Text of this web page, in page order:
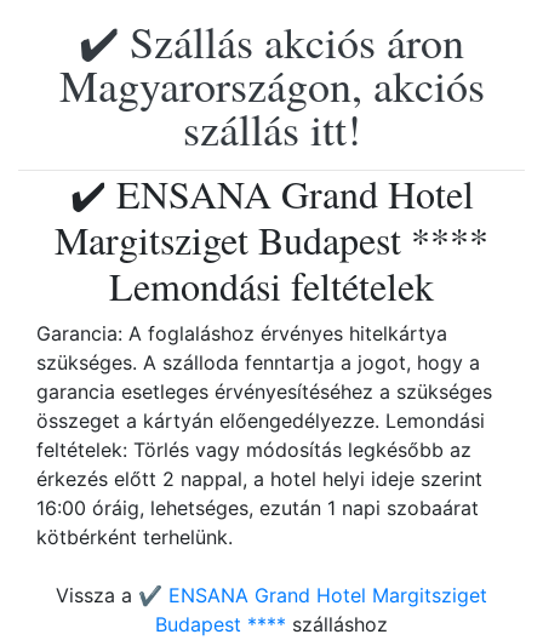
✔️ Szállás akciós áron
Magyarországon, akciós
szállás itt!
✔️ ENSANA Grand Hotel
Margitsziget Budapest ****
Lemondási feltételek
Garancia: A foglaláshoz érvényes hitelkártya
szükséges. A szálloda fenntartja a jogot, hogy a
garancia esetleges érvényesítéséhez a szükséges
összeget a kártyán előengedélyezze. Lemondási
feltételek: Törlés vagy módosítás legkésőbb az
érkezés előtt 2 nappal, a hotel helyi ideje szerint
16:00 óráig, lehetséges, ezután 1 napi szobaárat
kötbérként terhelünk.
Vissza a ✔️ ENSANA Grand Hotel Margitsziget
Budapest **** szálláshoz